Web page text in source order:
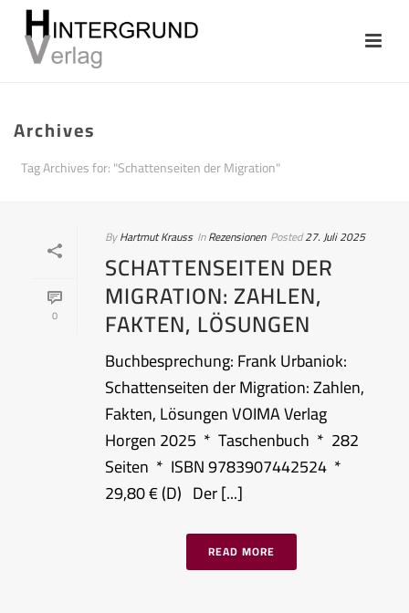
Archives
Tag Archives for: "Schattenseiten der Migration"
0
ByHartmut Krauss InRezensionen Posted27. Juli 2025
SCHATTENSEITEN DER
MIGRATION: ZAHLEN,
FAKTEN, LÖSUNGEN
Buchbesprechung: Frank Urbaniok:
Schattenseiten der Migration: Zahlen,
Fakten, Lösungen VOIMA Verlag
Horgen 2025 * Taschenbuch * 282
Seiten * ISBN 9783907442524 *
29,80 € (D) Der [...]
READ MORE